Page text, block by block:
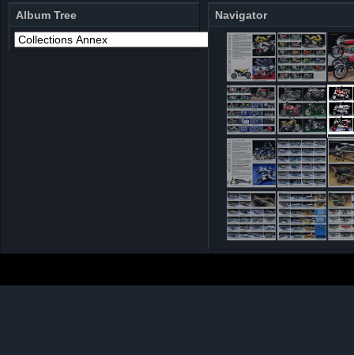
Album Tree Navigator